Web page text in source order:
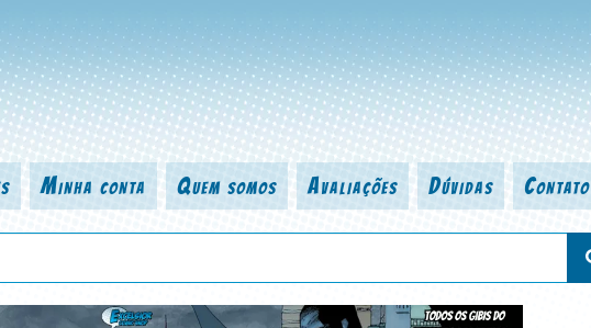
Minha conta Quem somos Avaliações Dúvidas Contato
título da revista, personagem, série, escritor, desenhista, arte-finalista, colorista